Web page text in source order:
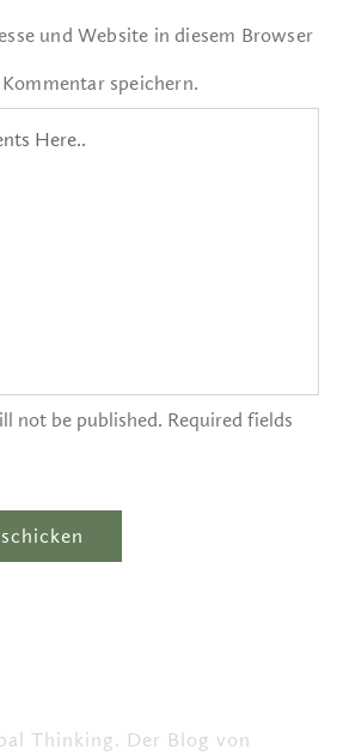
und Website in diesem Browser
speichern.
not be published. Required fields
Thinking. Der Blog von